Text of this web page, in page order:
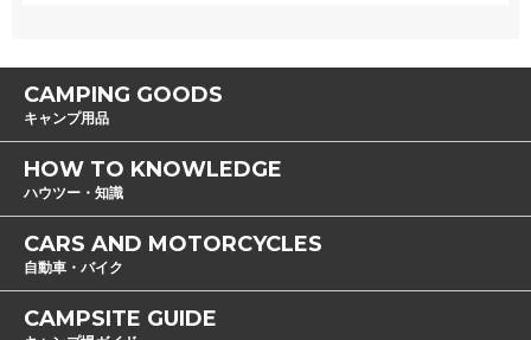
CAMPING GOODS
キャンプ用品
HOW TO KNOWLEDGE
ハウツー・知識
CARS AND MOTORCYCLES
自動車・バイク
CAMPSITE GUIDE